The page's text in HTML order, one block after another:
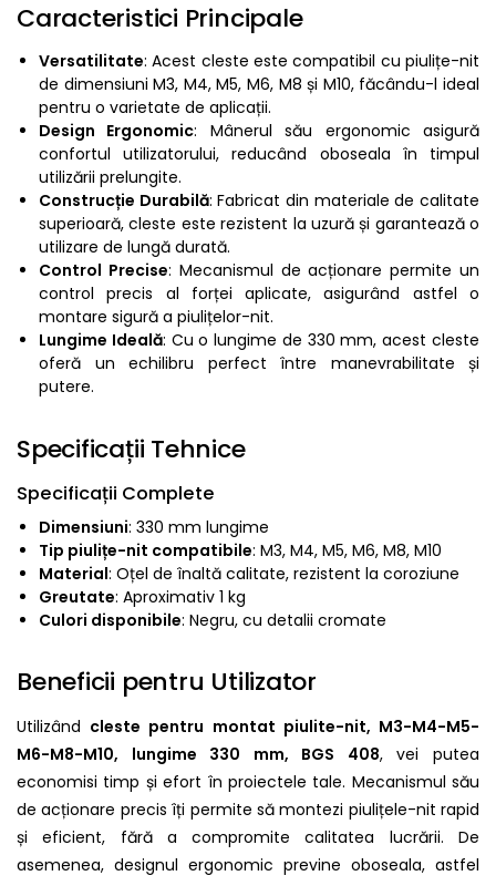
Caracteristici Principale
Versatilitate: Acest cleste este compatibil cu piulițe-nit
de dimensiuni M3, M4, M5, M6, M8 și M10, făcându-l ideal
pentru o varietate de aplicații.
Design Ergonomic: Mânerul său ergonomic asigură
confortul utilizatorului, reducând oboseala în timpul
utilizării prelungite.
Construcție Durabilă: Fabricat din materiale de calitate
superioară, cleste este rezistent la uzură și garantează o
utilizare de lungă durată.
Control Precise: Mecanismul de acționare permite un
control precis al forței aplicate, asigurând astfel o
montare sigură a piulițelor-nit.
Lungime Ideală: Cu o lungime de 330 mm, acest cleste
oferă un echilibru perfect între manevrabilitate și
putere.
Specificații Tehnice
Specificații Complete
Dimensiuni: 330 mm lungime
Tip piulițe-nit compatibile: M3, M4, M5, M6, M8, M10
Material: Oțel de înaltă calitate, rezistent la coroziune
Greutate: Aproximativ 1 kg
Culori disponibile: Negru, cu detalii cromate
Beneficii pentru Utilizator
Utilizând cleste pentru montat piulite-nit, M3-M4-M5-
M6-M8-M10, lungime 330 mm, BGS 408, vei putea
economisi timp și efort în proiectele tale. Mecanismul său
de acționare precis îți permite să montezi piulițele-nit rapid
și eficient, fără a compromite calitatea lucrării. De
asemenea, designul ergonomic previne oboseala, astfel